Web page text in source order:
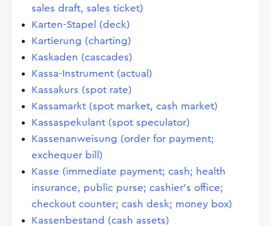
sales draft, sales ticket)
Karten-Stapel (deck)
Kartierung (charting)
Kaskaden (cascades)
Kassa-Instrument (actual)
Kassakurs (spot rate)
Kassamarkt (spot market, cash market)
Kassaspekulant (spot speculator)
Kassenanweisung (order for payment;
exchequer bill)
Kasse (immediate payment; cash; health
insurance, public purse; cashier's office;
checkout counter; cash desk; money box)
Kassenbestand (cash assets)